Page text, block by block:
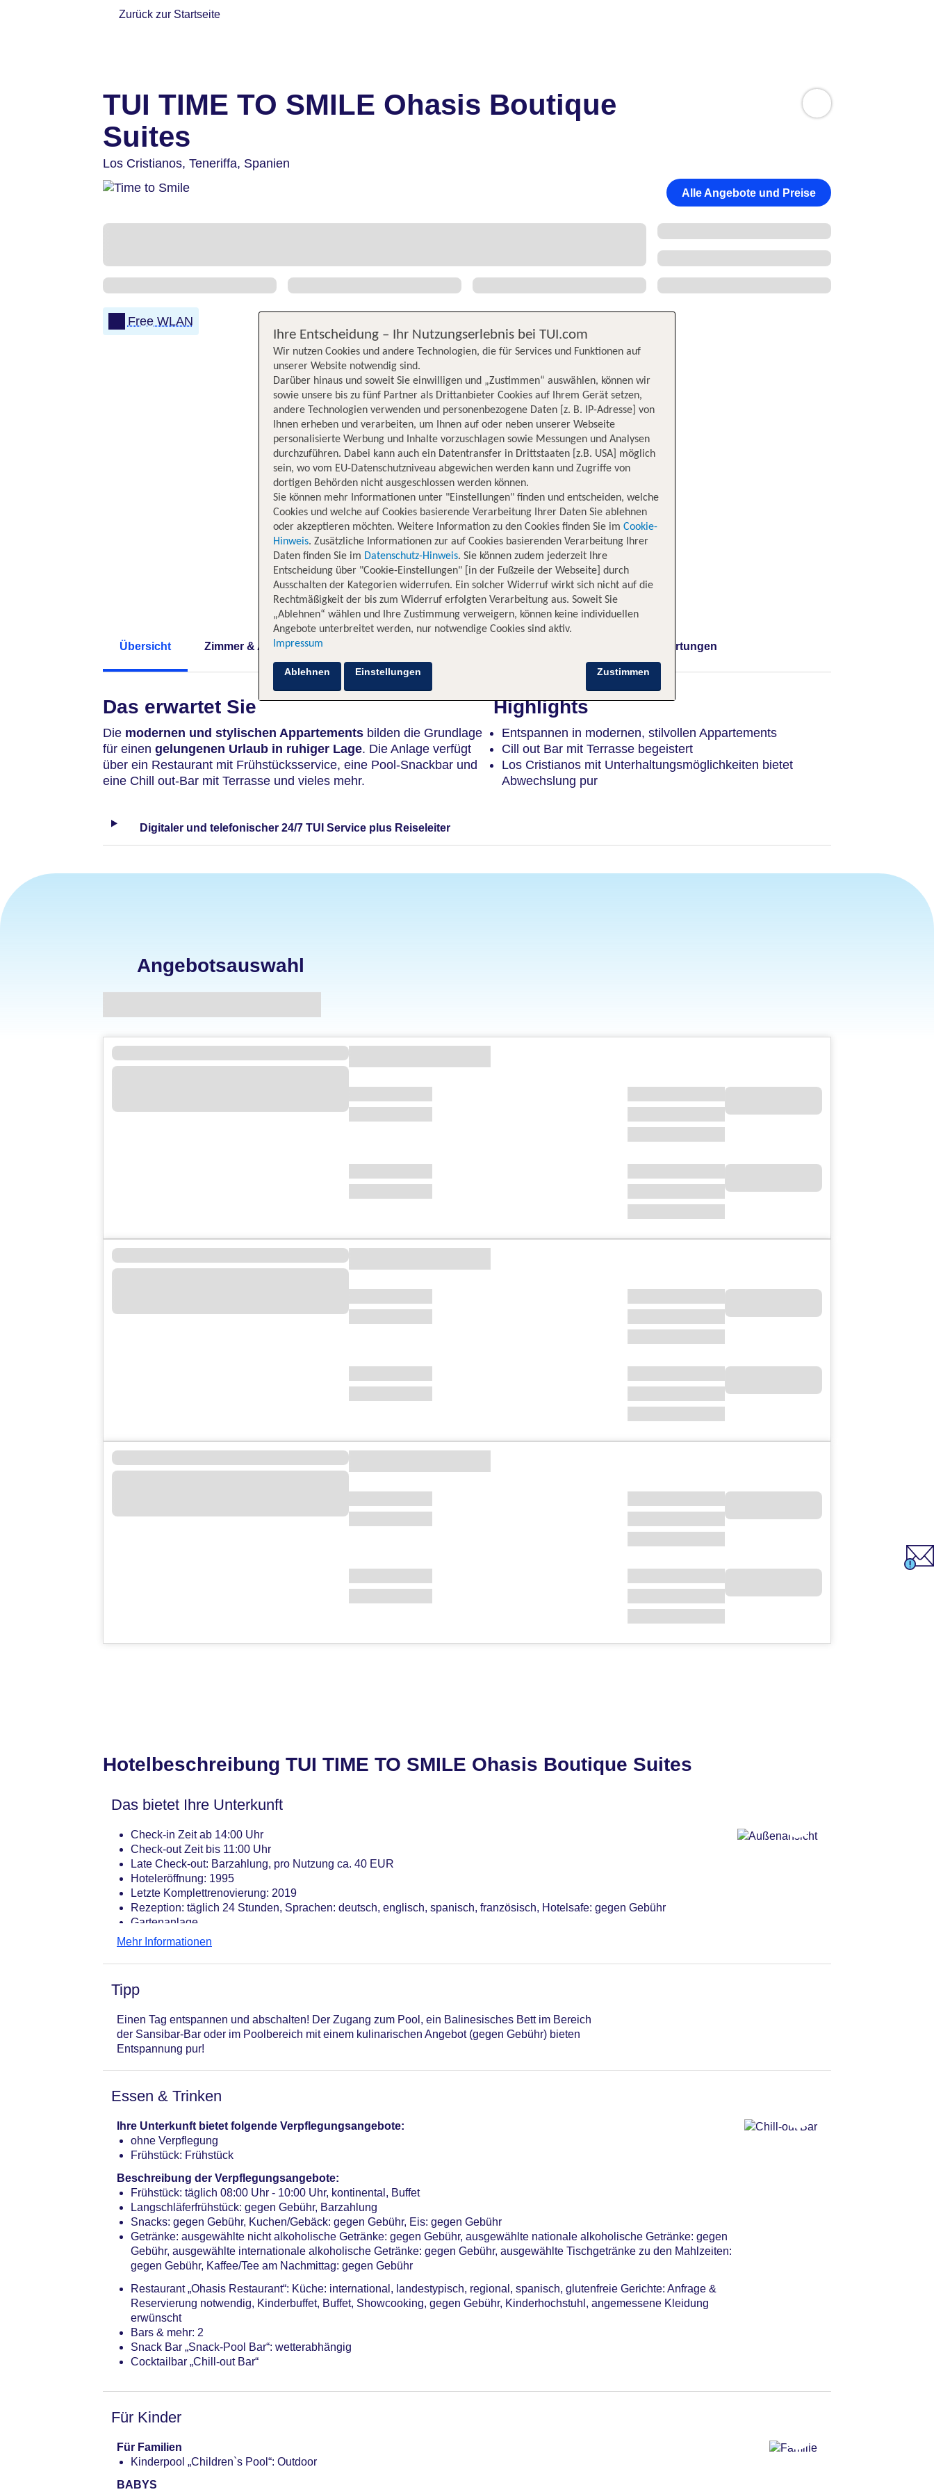
Zurück zur Startseite
TUI TIME TO SMILE Ohasis Boutique
Suites
Los Cristianos, Teneriffa, Spanien
Alle Angebote und Preise
Free WLAN
Übersicht Zimmer & Angebote Bewertungen
Das erwartet Sie
Die modernen und stylischen Appartements bilden die Grundlage
für einen gelungenen Urlaub in ruhiger Lage. Die Anlage verfügt
über ein Restaurant mit Frühstücksservice, eine Pool-Snackbar und
eine Chill out-Bar mit Terrasse und vieles mehr.
Highlights
Entspannen in modernen, stilvollen Appartements
Cill out Bar mit Terrasse begeistert
Los Cristianos mit Unterhaltungsmöglichkeiten bietet
Abwechslung pur
Digitaler und telefonischer 24/7 TUI Service plus Reiseleiter
Angebotsauswahl
Hotelbeschreibung TUI TIME TO SMILE Ohasis Boutique Suites
Das bietet Ihre Unterkunft
Check-in Zeit ab 14:00 Uhr
Check-out Zeit bis 11:00 Uhr
Late Check-out: Barzahlung, pro Nutzung ca. 40 EUR
Hoteleröffnung: 1995
Letzte Komplettrenovierung: 2019
Rezeption: täglich 24 Stunden, Sprachen: deutsch, englisch, spanisch, französisch, Hotelsafe: gegen Gebühr
Gartenanlage
Pools: 2
Sonnenschirme: ohne Gebühr
Badetücher: gegen Kaution
Zahlungsarten: TUI Card / VISA, MasterCard, EC Karte/Maestro
Haustiere nicht erlaubt
Größe des Hotels/Anlage: 1 ha
Gebäudeanzahl: 7, Etagen: 2, Zimmer: 89
Mehr Informationen
Tipp
Einen Tag entspannen und abschalten! Der Zugang zum Pool, ein Balinesisches Bett im Bereich
der Sansibar-Bar oder im Poolbereich mit einem kulinarischen Angebot (gegen Gebühr) bieten
Entspannung pur!
Essen & Trinken
Ihre Unterkunft bietet folgende Verpflegungsangebote:
ohne Verpflegung
Frühstück: Frühstück
Beschreibung der Verpflegungsangebote:
Frühstück: täglich 08:00 Uhr - 10:00 Uhr, kontinental, Buffet
Langschläferfrühstück: gegen Gebühr, Barzahlung
Snacks: gegen Gebühr, Kuchen/Gebäck: gegen Gebühr, Eis: gegen Gebühr
Getränke: ausgewählte nicht alkoholische Getränke: gegen Gebühr, ausgewählte nationale alkoholische Getränke: gegen
Gebühr, ausgewählte internationale alkoholische Getränke: gegen Gebühr, ausgewählte Tischgetränke zu den Mahlzeiten:
gegen Gebühr, Kaffee/Tee am Nachmittag: gegen Gebühr
Restaurant „Ohasis Restaurant“: Küche: international, landestypisch, regional, spanisch, glutenfreie Gerichte: Anfrage &
Reservierung notwendig, Kinderbuffet, Buffet, Showcooking, gegen Gebühr, Kinderhochstuhl, angemessene Kleidung
erwünscht
Bars & mehr: 2
Snack Bar „Snack-Pool Bar“: wetterabhängig
Cocktailbar „Chill-out Bar“
Für Kinder
Für Familien
Kinderpool „Children`s Pool“: Outdoor
BABYS
Ihre Entscheidung – Ihr Nutzungserlebnis bei TUI.com
Wir nutzen Cookies und andere Technologien, die für Services und Funktionen auf
unserer Website notwendig sind.
Darüber hinaus und soweit Sie einwilligen und „Zustimmen“ auswählen, können wir
sowie unsere bis zu fünf Partner als Drittanbieter Cookies auf Ihrem Gerät setzen,
andere Technologien verwenden und personenbezogene Daten [z. B. IP-Adresse] von
Ihnen erheben und verarbeiten, um Ihnen auf oder neben unserer Webseite
personalisierte Werbung und Inhalte vorzuschlagen sowie Messungen und Analysen
durchzuführen. Dabei kann auch ein Datentransfer in Drittstaaten [z.B. USA] möglich
sein, wo vom EU-Datenschutzniveau abgewichen werden kann und Zugriffe von
dortigen Behörden nicht ausgeschlossen werden können.
Sie können mehr Informationen unter "Einstellungen" finden und entscheiden, welche
Cookies und welche auf Cookies basierende Verarbeitung Ihrer Daten Sie ablehnen
oder akzeptieren möchten. Weitere Information zu den Cookies finden Sie im Cookie-
Hinweis. Zusätzliche Informationen zur auf Cookies basierenden Verarbeitung Ihrer
Daten finden Sie im Datenschutz-Hinweis. Sie können zudem jederzeit Ihre
Entscheidung über "Cookie-Einstellungen" [in der Fußzeile der Webseite] durch
Ausschalten der Kategorien widerrufen. Ein solcher Widerruf wirkt sich nicht auf die
Rechtmäßigkeit der bis zum Widerruf erfolgten Verarbeitung aus. Soweit Sie
„Ablehnen“ wählen und Ihre Zustimmung verweigern, können keine individuellen
Angebote unterbreitet werden, nur notwendige Cookies sind aktiv.
Impressum
Zustimmen
Ablehnen Einstellungen